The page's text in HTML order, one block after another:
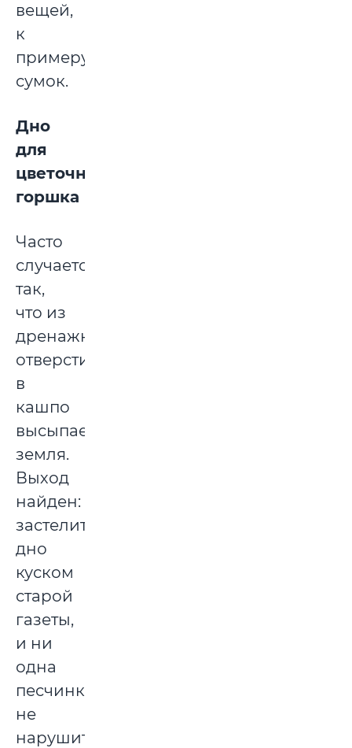
вещей,
к
примеру,
сумок.
Дно
для
цветочного
горшка
Часто
случается
так,
что из
дренажных
отверстий
в
кашпо
высыпается
земля.
Выход
найден:
застелите
дно
куском
старой
газеты,
и ни
одна
песчинка
не
нарушит